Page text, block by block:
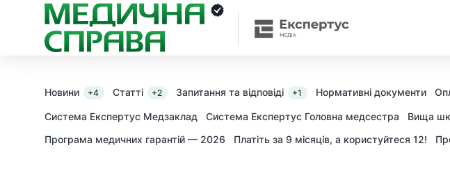
Новини +4 Статті +2 Запитання та відповіді +1 Нормативні документи
Система Експертус Медзаклад Система Експертус Головна медсестра
Вища
Програма медичних гарантій — 2026
Платіть за 9 місяців, а користуйтеся 12!